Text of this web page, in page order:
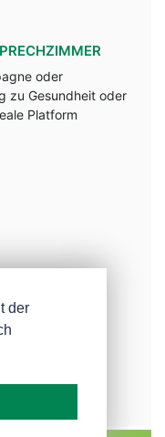
oder
zu Gesundheit oder
Platform
der